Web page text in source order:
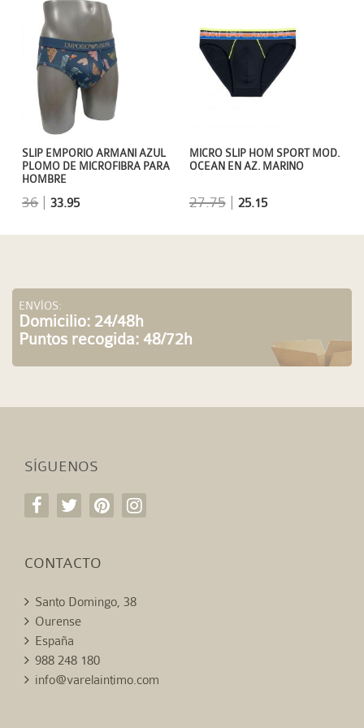
MICRO SLIP HOM SPORT MOD.
OCEAN EN AZ. MARINO
27.75| 25.15
SLIP EMPORIO ARMANI AZUL
PLOMO DE MICROFIBRA PARA
HOMBRE
36 |33.95
ENVÍOS:
Domicilio: 24/48h
Puntos recogida: 48/72h
SÍGUENOS
CONTACTO
Santo Domingo, 38
Ourense
España
988 248 180
info@varelaintimo.com